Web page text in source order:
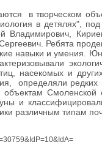
в творческом
в детялях",
Ребята
навыки и умения.
насекомых и
определяли редких
Смоленской
и
различным типам